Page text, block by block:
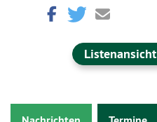
Listenansicht